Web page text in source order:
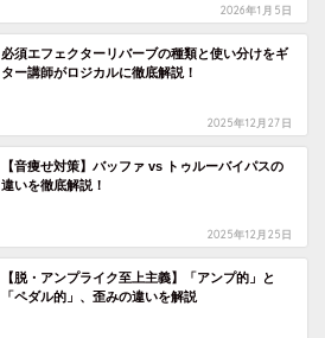
2026年1月5日
必須エフェクターリバーブの種類と使い分けをギ
ター講師がロジカルに徹底解説！
2025年12月27日
【音痩せ対策】バッファ vs トゥルーバイパスの
違いを徹底解説！
2025年12月25日
【脱・アンプライク至上主義】「アンプ的」と
「ペダル的」、歪みの違いを解説